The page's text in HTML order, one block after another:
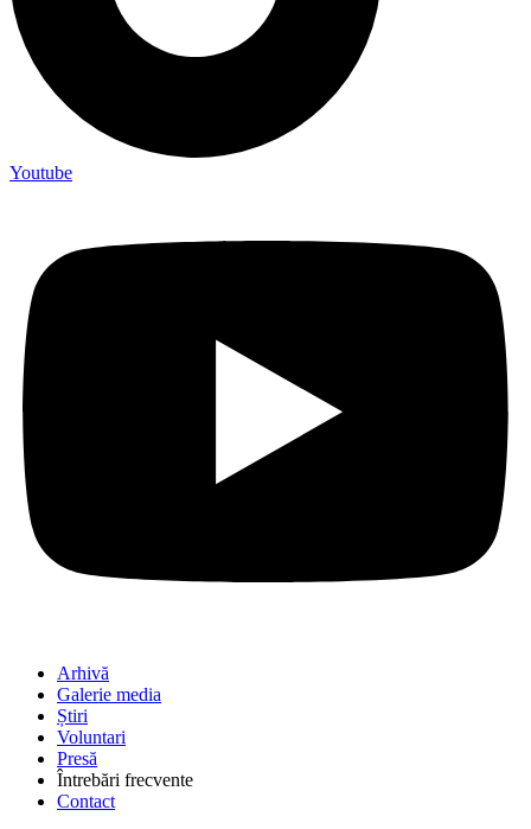
Youtube
Arhivă
Galerie media
Știri
Voluntari
Presă
Întrebări frecvente
Contact